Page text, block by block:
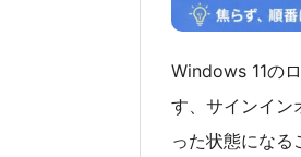
Windows 11の
す、サインイン
った状態になる